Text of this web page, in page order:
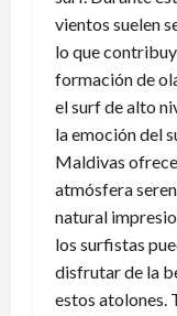
vientos suelen
lo que
formación de
el surf de alto
la emoción del
Maldivas
atmósfera
natural
los surfistas
disfrutar de la
estos atolones.